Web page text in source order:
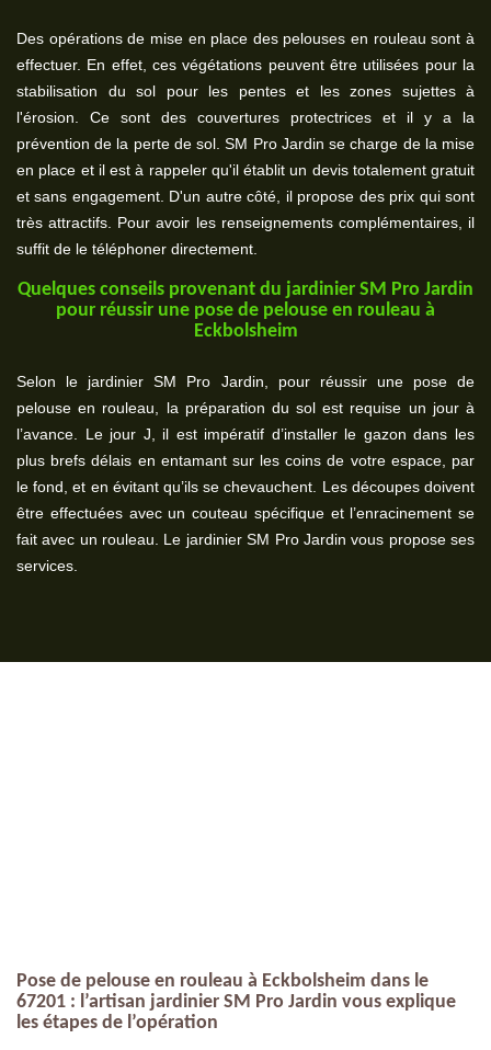
Des opérations de mise en place des pelouses en rouleau sont à
effectuer. En effet, ces végétations peuvent être utilisées pour la
stabilisation du sol pour les pentes et les zones sujettes à
l'érosion. Ce sont des couvertures protectrices et il y a la
prévention de la perte de sol. SM Pro Jardin se charge de la mise
en place et il est à rappeler qu'il établit un devis totalement gratuit
et sans engagement. D'un autre côté, il propose des prix qui sont
très attractifs. Pour avoir les renseignements complémentaires, il
suffit de le téléphoner directement.
Quelques conseils provenant du jardinier SM Pro Jardin
pour réussir une pose de pelouse en rouleau à
Eckbolsheim
Selon le jardinier SM Pro Jardin, pour réussir une pose de
pelouse en rouleau, la préparation du sol est requise un jour à
l’avance. Le jour J, il est impératif d’installer le gazon dans les
plus brefs délais en entamant sur les coins de votre espace, par
le fond, et en évitant qu’ils se chevauchent. Les découpes doivent
être effectuées avec un couteau spécifique et l’enracinement se
fait avec un rouleau. Le jardinier SM Pro Jardin vous propose ses
services.
Pose de pelouse en rouleau à Eckbolsheim dans le
67201 : l’artisan jardinier SM Pro Jardin vous explique
les étapes de l’opération